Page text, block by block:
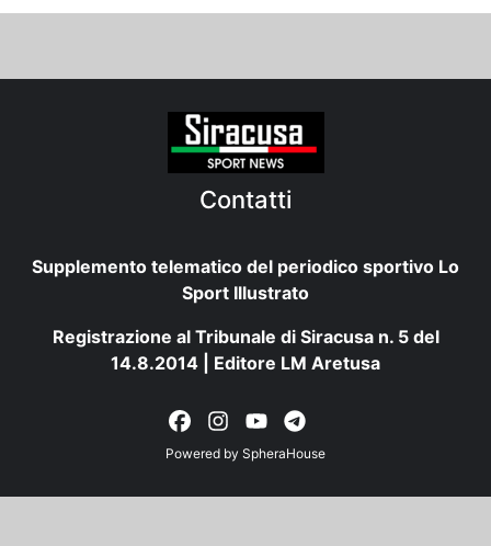
Contatti
Supplemento telematico del periodico sportivo Lo
Sport Illustrato
Registrazione al Tribunale di Siracusa n. 5 del
14.8.2014 | Editore LM Aretusa
Powered by SpheraHouse